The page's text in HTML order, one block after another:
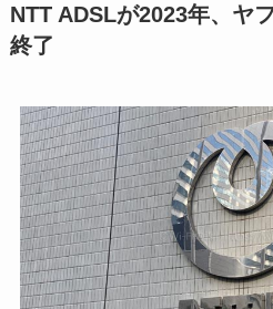
NTT ADSLが2023年、ヤ
終了